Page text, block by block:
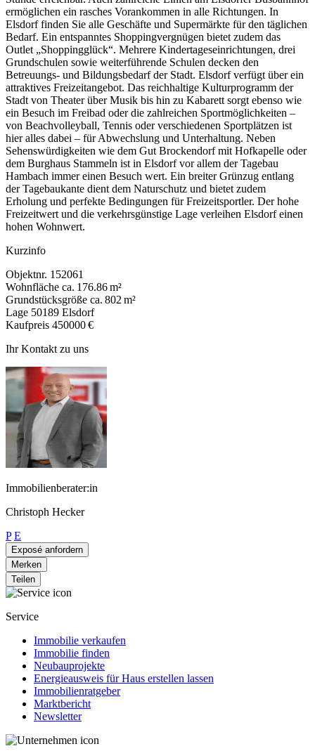
ermöglichen ein rasches Vorankommen in alle Richtungen. In
Elsdorf finden Sie alle Geschäfte und Supermärkte für den täglichen
Bedarf. Ein entspanntes Shoppingvergnügen bietet zudem das
Outlet „Shoppingglück“. Mehrere Kindertageseinrichtungen, drei
Grundschulen sowie weiterführende Schulen decken den
Betreuungs- und Bildungsbedarf der Stadt. Elsdorf verfügt über ein
attraktives Freizeitangebot. Das reichhaltige Kulturprogramm der
Stadt von Theater über Musik bis hin zu Kabarett sorgt ebenso wie
ein Besuch im Freibad oder die zahlreichen Sportmöglichkeiten –
von Beachvolleyball, Tennis oder verschiedenen Sportplätzen ist
hier alles dabei – für Abwechslung und Unterhaltung. Neben
Sehenswürdigkeiten wie dem Gut Brockendorf mit Hofkapelle oder
dem Burghaus Stammeln ist in Elsdorf vor allem der Tagebau
Hambach immer einen Besuch wert. Ein breiter Grünzug entlang
der Tagebaukante dient dem Naturschutz und bietet zudem
Erholung und perfekte Bedingungen für Freizeitsportler. Der hohe
Freizeitwert und die verkehrsgünstige Lage verleihen Elsdorf einen
hohen Wohnwert.
Kurzinfo
Objektnr. 152061
Wohnfläche ca. 176.86 m²
Grundstücksgröße ca. 802 m²
Lage 50189 Elsdorf
Kaufpreis 450000 €
Ihr Kontakt zu uns
Immobilienberater:in
Christoph Hecker
P E
Exposé anfordern
Merken
Teilen
Service
Immobilie verkaufen
Immobilie finden
Neubauprojekte
Energieausweis für Haus erstellen lassen
Immobilienratgeber
Marktbericht
Newsletter